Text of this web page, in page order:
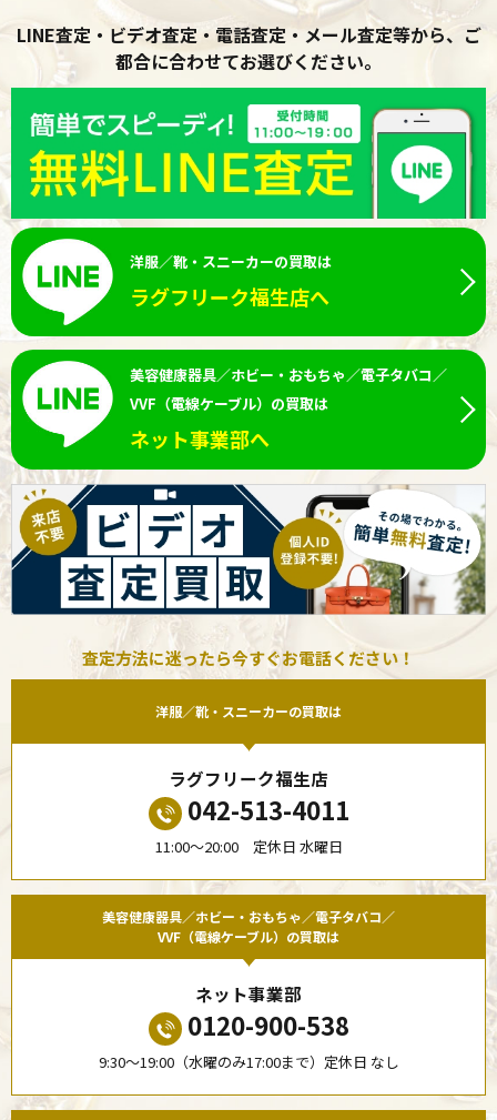
LINE査定・ビデオ査定・電話査定・メール査定等から、ご
都合に合わせてお選びください。
洋服／靴・スニーカーの買取は
ラグフリーク福生店へ
美容健康器具／ホビー・おもちゃ／電子タバコ／
VVF（電線ケーブル）の買取は
ネット事業部へ
査定方法に迷ったら今すぐお電話ください！
洋服／靴・スニーカーの買取は
ラグフリーク福生店
042-513-4011
11:00〜20:00 定休日 水曜日
美容健康器具／ホビー・おもちゃ／電子タバコ／
VVF（電線ケーブル）の買取は
ネット事業部
0120-900-538
9:30〜19:00（水曜のみ17:00まで）定休日 なし